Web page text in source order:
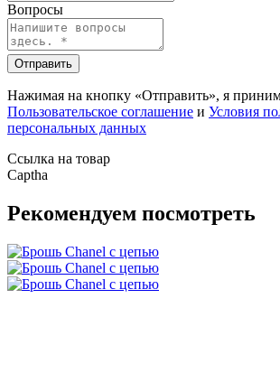
Вопросы
Отправить
Нажимая на кнопку «Отправить», я
Пользовательское соглашение и Условия
персональных данных
Ссылка на товар
Captha
Рекомендуем посмотреть